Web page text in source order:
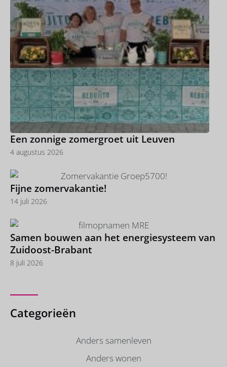
Een zonnige zomergroet uit Leuven
4 augustus 2026
Fijne zomervakantie!
14 juli 2026
Samen bouwen aan het energiesysteem van
Zuidoost-Brabant
8 juli 2026
Categorieën
Anders samenleven
Anders wonen